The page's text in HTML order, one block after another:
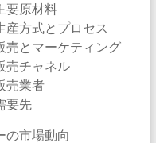
要原材料
産方式とプロセス
売とマーケティング
売チャネル
売業者
要先
の市場動向